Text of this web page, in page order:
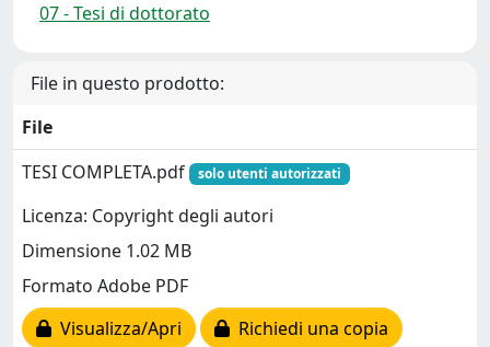
07 - Tesi di dottorato
File in questo prodotto:
File
TESI COMPLETA.pdf
solo utenti autorizzati
Licenza: Copyright degli autori
Dimensione 1.02 MB
Formato Adobe PDF
Visualizza/Apri
Richiedi una copia